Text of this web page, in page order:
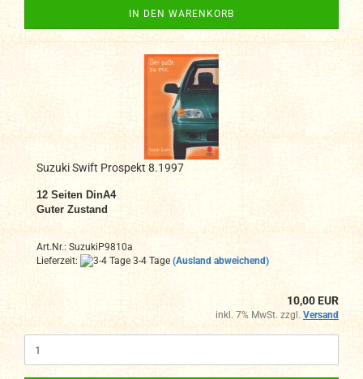
IN DEN WARENKORB
Suzuki Swift Prospekt 8.1997
12 Seiten DinA4
Guter Zustand
Art.Nr.: SuzukiP9810a
Lieferzeit:
3-4 Tage (Ausland abweichend)
10,00 EUR
inkl. 7% MwSt. zzgl. Versand